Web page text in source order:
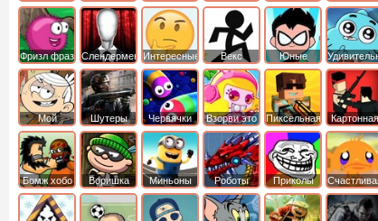
Шон
Сандали
Свомпи
Вилли
Фризл фраз Слендермен Интересные Векс
Юные
титаны
вперед
мир
Гамбола
Мой
шумный
дом
Шутеры Червячки Взорви это
Пиксельная
война
Картонная
башка
Бомж хобо
Воришка
боб
Миньоны
Роботы
динозавры
Приколы
обезьянка